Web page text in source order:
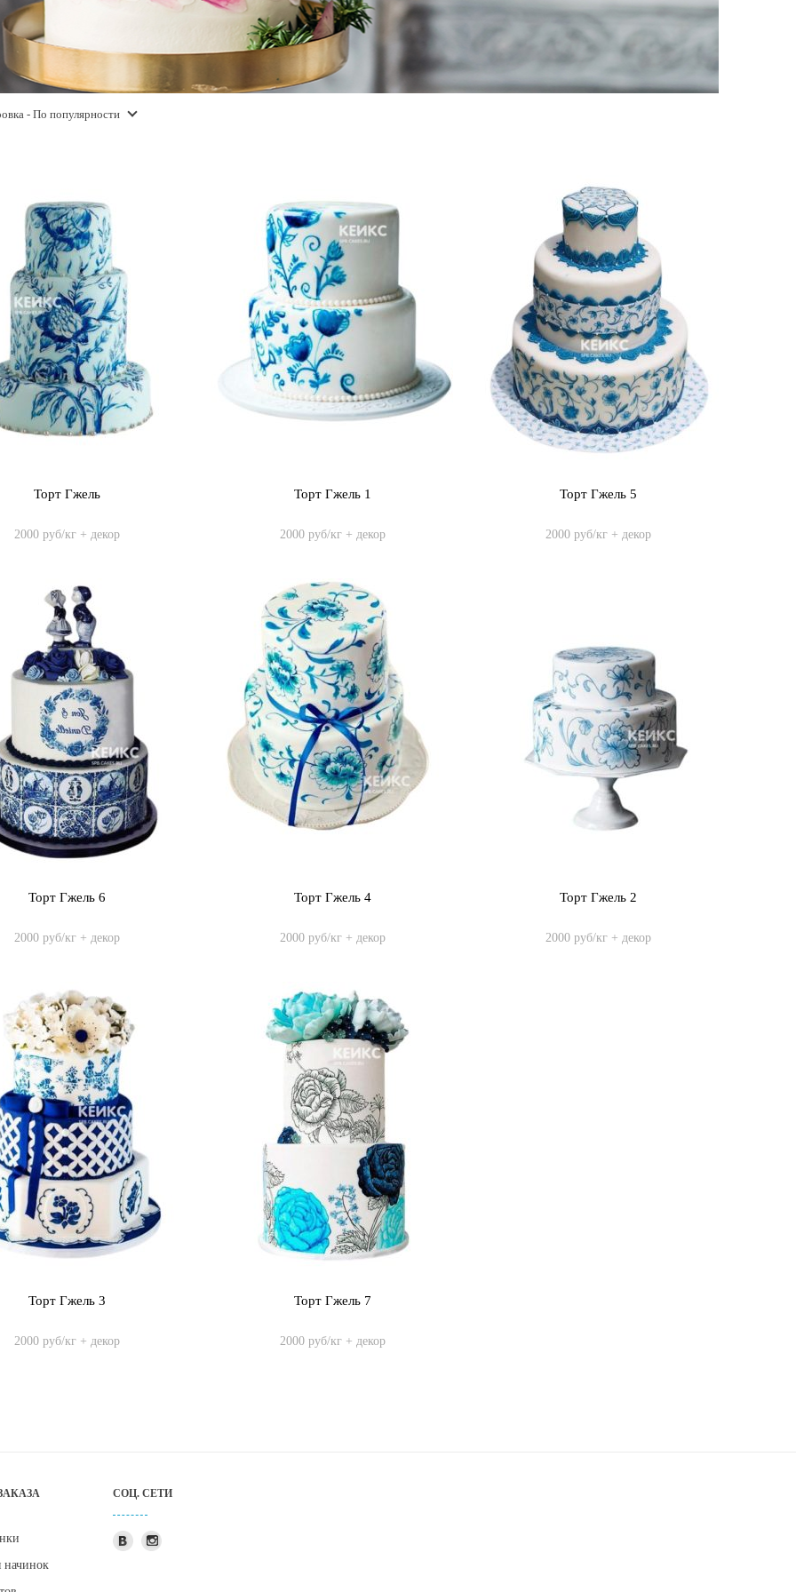
- По популярности
Торт Гжель
2000 руб/кг + декор
Торт Гжель 1
2000 руб/кг + декор
Торт Гжель 5
2000 руб/кг + декор
Торт Гжель 6
2000 руб/кг + декор
Торт Гжель 4
2000 руб/кг + декор
Торт Гжель 2
2000 руб/кг + декор
Торт Гжель 3
2000 руб/кг + декор
Торт Гжель 7
2000 руб/кг + декор
начинок
СОЦ. СЕТИ